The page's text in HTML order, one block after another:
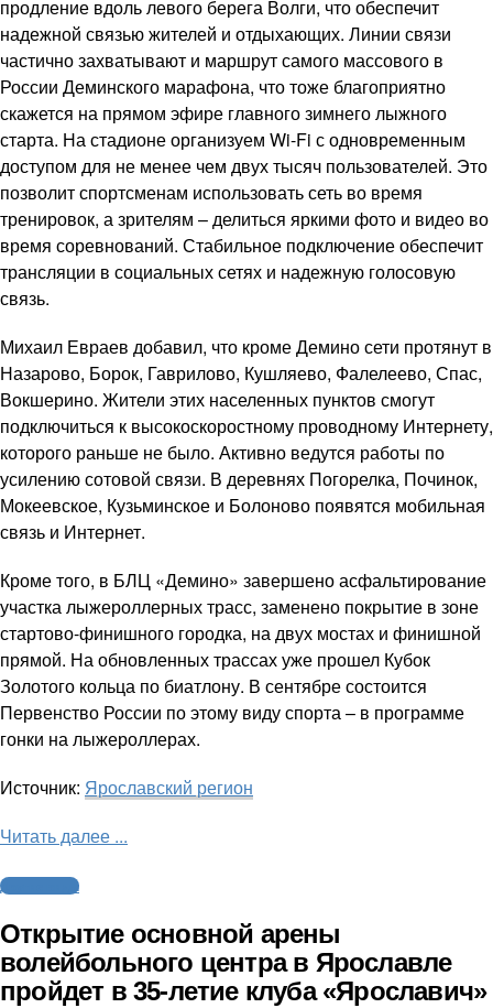
продление вдоль левого берега Волги, что обеспечит
надежной связью жителей и отдыхающих. Линии связи
частично захватывают и маршрут самого массового в
России Деминского марафона, что тоже благоприятно
скажется на прямом эфире главного зимнего лыжного
старта. На стадионе организуем Wi-Fi с одновременным
доступом для не менее чем двух тысяч пользователей. Это
позволит спортсменам использовать сеть во время
тренировок, а зрителям – делиться яркими фото и видео во
время соревнований. Стабильное подключение обеспечит
трансляции в социальных сетях и надежную голосовую
связь.
Михаил Евраев добавил, что кроме Демино сети протянут в
Назарово, Борок, Гаврилово, Кушляево, Фалелеево, Спас,
Вокшерино. Жители этих населенных пунктов смогут
подключиться к высокоскоростному проводному Интернету,
которого раньше не было. Активно ведутся работы по
усилению сотовой связи. В деревнях Погорелка, Починок,
Мокеевское, Кузьминское и Болоново появятся мобильная
связь и Интернет.
Кроме того, в БЛЦ «Демино» завершено асфальтирование
участка лыжероллерных трасс, заменено покрытие в зоне
стартово-финишного городка, на двух мостах и финишной
прямой. На обновленных трассах уже прошел Кубок
Золотого кольца по биатлону. В сентябре состоится
Первенство России по этому виду спорта – в программе
гонки на лыжероллерах.
Источник: Ярославский регион
Читать далее ...
Другие виды
Открытие основной арены
волейбольного центра в Ярославле
пройдет в 35-летие клуба «Ярославич»